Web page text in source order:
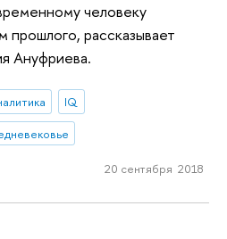
человеку
прошлого, рассказывает
Ануфриева.
IQ
20 сентября 2018